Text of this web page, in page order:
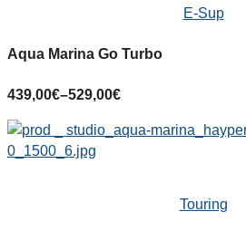
E-Sup
Aqua Marina Go Turbo
439,00€–529,00€
Touring